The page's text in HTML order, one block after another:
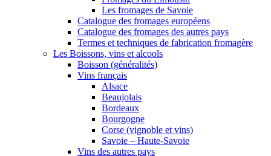
Les fromages de Savoie
Catalogue des fromages européens
Catalogue des fromages des autres pays
Termes et techniques de fabrication fromagère
Les Boissons, vins et alcools
Boisson (généralités)
Vins français
Alsace
Beaujolais
Bordeaux
Bourgogne
Corse (vignoble et vins)
Savoie – Haute-Savoie
Vins des autres pays